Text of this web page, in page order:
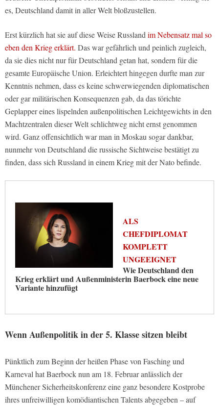
es, Deutschland damit in aller Welt bloßzustellen.
Erst kürzlich hat sie auf diese Weise Russland im Nebensatz mal so
eben den Krieg erklärt. Das war gefährlich und peinlich zugleich,
da sie dies nicht nur für Deutschland getan hat, sondern für die
gesamte Europäische Union. Erleichtert hingegen durfte man zur
Kenntnis nehmen, dass es keine schwerwiegenden diplomatischen
oder gar militärischen Konsequenzen gab, da das törichte
Geplapper eines lispelnden außenpolitischen Leichtgewichts in den
Machtzentralen dieser Welt schlichtweg nicht ernst genommen
wird. Ganz offensichtlich war man in Moskau sogar dankbar,
nunmehr von Deutschland die russische Sichtweise bestätigt zu
finden, dass sich Russland in einem Krieg mit der Nato befinde.
ALS
CHEFDIPLOMAT
KOMPLETT
UNGEEIGNET
Wie Deutschland den
Krieg erklärt und Außenministerin Baerbock eine neue
Variante hinzufügt
Wenn Außenpolitik in der 5. Klasse sitzen bleibt
Pünktlich zum Beginn der heißen Phase von Fasching und
Karneval hat Baerbock nun am 18. Februar anlässlich der
Münchener Sicherheitskonferenz eine ganz besondere Kostprobe
ihres unfreiwilligen komödiantischen Talents abgegeben – auf